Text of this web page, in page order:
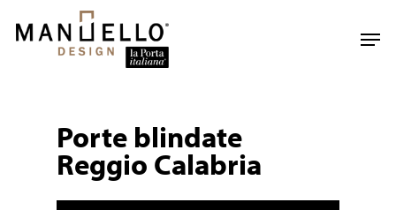
main
Porte blindate
Reggio Calabria